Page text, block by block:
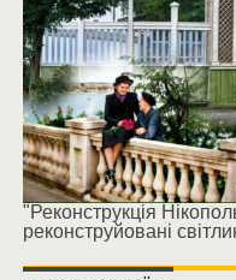
"Реконструкція
реконструйовані